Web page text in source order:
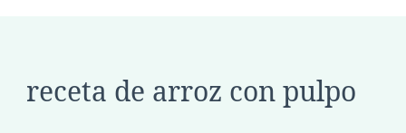
receta de arroz con pulpo